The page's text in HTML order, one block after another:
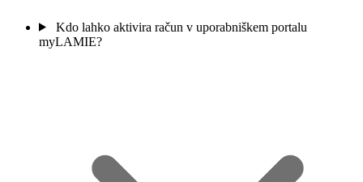
Kdo lahko aktivira račun v uporabniškem portalu
myLAMIE?